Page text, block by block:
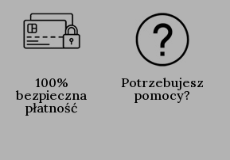
100%
bezpieczna
płatność
Potrzebujesz
pomocy?